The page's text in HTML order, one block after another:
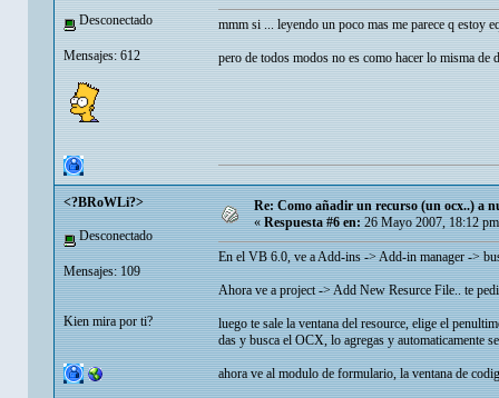
Desconectado
Mensajes: 612
mmm si ... leyendo un poco mas me parece q
pero de todos modos no es como hacer lo misma de
<?BRoWLi?>
Desconectado
Mensajes: 109
Kien mira por ti?
Re: Como añadir un recurso (un ocx..) a
«Respuesta #6 en:26 Mayo 2007, 18:12
En el VB 6.0, ve a Add-ins -> Add-in manager ->
Ahora ve a project -> Add New Resurce File.. te
luego te sale la ventana del resource, elige el
das y busca el OCX, lo agregas y automaticamente
ahora ve al modulo de formulario, la ventana de